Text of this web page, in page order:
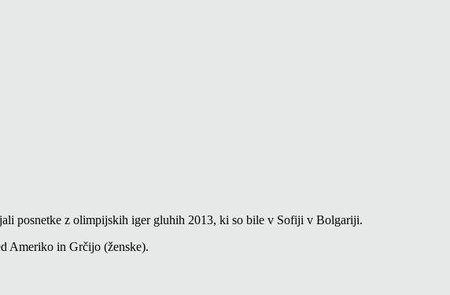
posnetke z olimpijskih iger gluhih 2013, ki so bile v Sofiji v Bolgariji.
Ameriko in Grčijo (ženske).